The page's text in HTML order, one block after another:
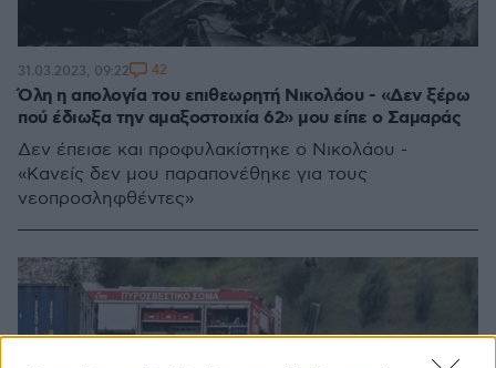
Όλη η απολογία του επιθεωρητή Νικολάου - «Δεν ξέρω
πού έδιωξα την αμαξοστοιχία 62» μου είπε ο Σαμαράς
Δεν έπεισε και προφυλακίστηκε ο Νικολάου -
«Κανείς δεν μου παραπονέθηκε για τους
νεοπροσληφθέντες»
31.03.2023, 09:22 42